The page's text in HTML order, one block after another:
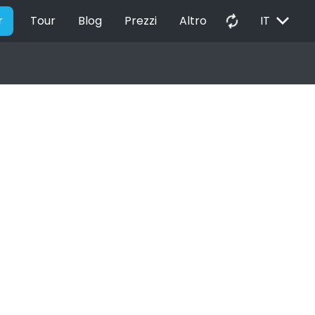
Tour Blog Prezzi Altro autorenew IT EXPAND_MORE